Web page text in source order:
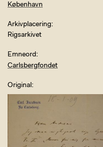
København
Arkivplacering
Rigsarkivet
Emneord
Carlsbergfondet
Original